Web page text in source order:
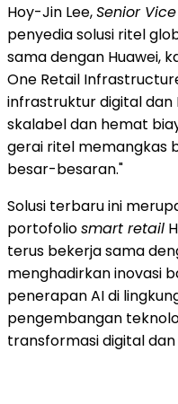
Hoy-Jin Lee,Senior
penyedia solusi ritel
sama dengan Huawei,
One Retail
infrastruktur digital dan
skalabel dan hemat
gerai ritel memangkas
besar-besaran."
Solusi terbaru ini
portofoliosmart retail
terus bekerja sama
menghadirkan inovasi
penerapan AI di
pengembangan
transformasi digital